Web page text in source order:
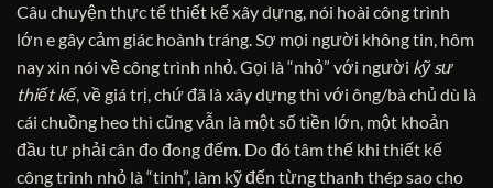
Câu chuyện thực tế thiết kế xây dựng, nói hoài công trình
lớn e gây cảm giác hoành tráng. Sợ mọi người không tin, hôm
nay xin nói về công trình nhỏ. Gọi là “nhỏ” với người kỹ sư
thiết kế, về giá trị, chứ đã là xây dựng thì với ông/bà chủ dù là
cái chuồng heo thì cũng vẫn là một số tiền lớn, một khoản
đầu tư phải cân đo đong đếm. Do đó tâm thế khi thiết kế
công trình nhỏ là “tinh”, làm kỹ đến từng thanh thép sao cho